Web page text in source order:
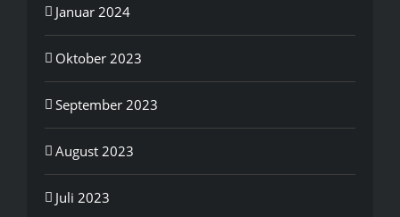
Januar 2024
Oktober 2023
September 2023
August 2023
Juli 2023